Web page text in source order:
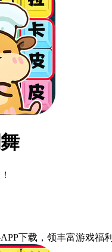
下载 ，领丰富游戏福利